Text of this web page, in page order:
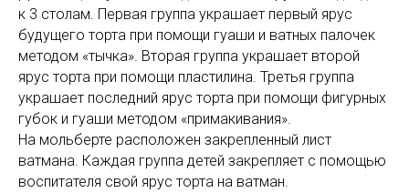
к 3 столам. Первая группа украшает первый ярус
будущего торта при помощи гуаши и ватных палочек
методом «тычка». Вторая группа украшает второй
ярус торта при помощи пластилина. Третья группа
украшает последний ярус торта при помощи фигурных
губок и гуаши методом «примакивания».
На мольберте расположен закрепленный лист
ватмана. Каждая группа детей закрепляет с помощью
воспитателя свой ярус торта на ватман.